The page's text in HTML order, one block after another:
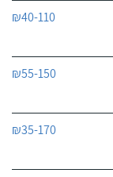
₪40-110
₪55-150
₪35-170